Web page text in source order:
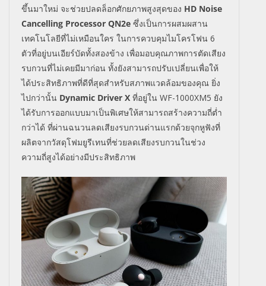
ขึ้นมาใหม่ จะช่วยปลดล็อกศักยภาพสูงสุดของ HD Noise
Cancelling Processor QN2e ซึ่งเป็นการผสมผสาน
เทคโนโลยีที่ไม่เหมือนใคร ในการควบคุมไมโครโฟน 6
ตัวที่อยู่บนเอียร์บัดทั้งสองข้าง เพื่อมอบคุณภาพการตัดเสียง
รบกวนที่ไม่เคยมีมาก่อน ทั้งยังสามารถปรับเปลี่ยนเพื่อให้
ได้ประสิทธิภาพที่ดีที่สุดสำหรับสภาพแวดล้อมของคุณ ยิ่ง
ไปกว่านั้น Dynamic Driver X ที่อยู่ใน WF-1000XM5 ยัง
ได้รับการออกแบบมาเป็นพิเศษให้สามารถสร้างความถี่ต่ำ
กว่าได้ ที่ผ่านฉนวนลดเสียงรบกวนด่านแรกด้วยจุกหูฟังที่
ผลิตจากวัสดุโฟมยูรีเทนที่ช่วยลดเสียงรบกวนในช่วง
ความถี่สูงได้อย่างมีประสิทธิภาพ